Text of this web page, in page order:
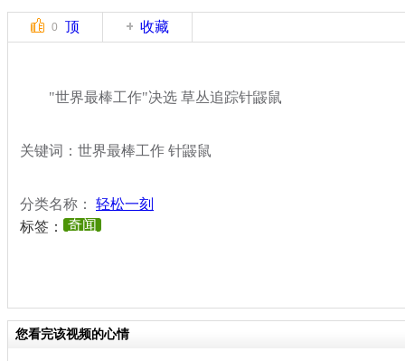
0 顶 收藏
"世界最棒工作"决选 草丛追踪针鼹鼠
关键词：世界最棒工作 针鼹鼠
分类名称： 轻松一刻
标签：
奇闻
您看完该视频的心情